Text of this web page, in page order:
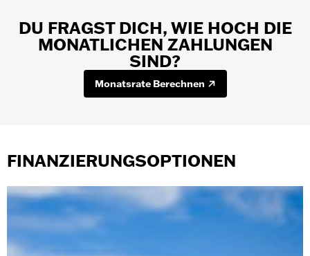
DU FRAGST DICH, WIE HOCH DIE
MONATLICHEN ZAHLUNGEN
SIND?
Monatsrate Berechnen
FINANZIERUNGSOPTIONEN